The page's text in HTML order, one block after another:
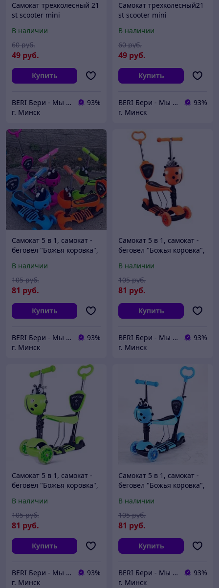
Самокат трехколесный 21
st scooter mini
светящиеся колеса
салатовый
В наличии
49 руб.
60 руб.
Купить
BERI Бери - Мы ненавидим демпинг, но нас вынуждают конкуренты
93%
г. Минск
Самокат трехколесный21
st scooter mini
светящиеся колеса
розовый
В наличии
49 руб.
60 руб.
Купить
BERI Бери - Мы ненавидим демпинг, но нас вынуждают конкуренты
93%
г. Минск
Самокат 5 в 1, самокат -
беговел "Божья коровка",
Scooter, беговел, 4110
В наличии
81 руб.
105 руб.
Купить
BERI Бери - Мы ненавидим демпинг, но нас вынуждают конкуренты
93%
г. Минск
Самокат 5 в 1, самокат -
беговел "Божья коровка",
Scooter, беговел, 4110,
оранжевый
В наличии
81 руб.
105 руб.
Купить
BERI Бери - Мы ненавидим демпинг, но нас вынуждают конкуренты
93%
г. Минск
Самокат 5 в 1, самокат -
беговел "Божья коровка",
Scooter, беговел, 4110,
салатовый
В наличии
81 руб.
105 руб.
Купить
BERI Бери - Мы ненавидим демпинг, но нас вынуждают конкуренты
93%
г. Минск
Самокат 5 в 1, самокат -
беговел "Божья коровка",
Scooter, беговел, 4110,
голубой
В наличии
81 руб.
105 руб.
Купить
BERI Бери - Мы ненавидим демпинг, но нас вынуждают конкуренты
93%
г. Минск